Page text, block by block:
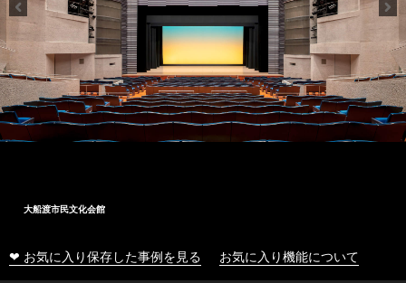
大船渡市民文化会館
❤ お気に入り保存した事例を見る お気に入り機能について